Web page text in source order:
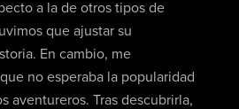
a la de otros tipos de
que ajustar su
En cambio, me
no esperaba la popularidad
aventureros. Tras descubrirla,